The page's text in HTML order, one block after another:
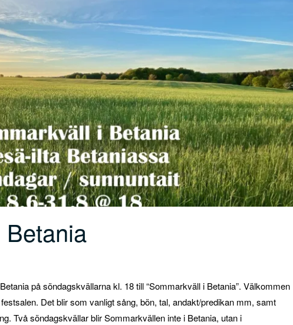
på söndagskvällarna kl. 18 till “Sommarkväll i Betania”. Välkommen
Det blir som vanligt sång, bön, tal, andakt/predikan mm, samt
Två söndagskvällar blir Sommarkvällen inte i Betania, utan i